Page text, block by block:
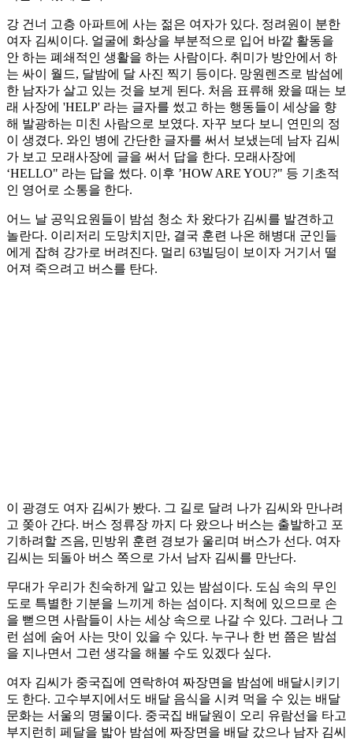
강 건너 고층 아파트에 사는 젊은 여자가 있다. 정려원이 분한
여자 김씨이다. 얼굴에 화상을 부분적으로 입어 바깥 활동을
안 하는 폐쇄적인 생활을 하는 사람이다. 취미가 방안에서 하
는 싸이 월드, 달밤에 달 사진 찍기 등이다. 망원렌즈로 밤섬에
한 남자가 살고 있는 것을 보게 된다. 처음 표류해 왔을 때는 보
래 사장에 'HELP' 라는 글자를 썼고 하는 행동들이 세상을 향
해 발광하는 미친 사람으로 보였다. 자꾸 보다 보니 연민의 정
이 생겼다. 와인 병에 간단한 글자를 써서 보냈는데 남자 김씨
가 보고 모래사장에 글을 써서 답을 한다. 모래사장에
‘HELLO" 라는 답을 썼다. 이후 ’HOW ARE YOU?" 등 기초적
인 영어로 소통을 한다.
어느 날 공익요원들이 밤섬 청소 차 왔다가 김씨를 발견하고
놀란다. 이리저리 도망치지만, 결국 훈련 나온 해병대 군인들
에게 잡혀 강가로 버려진다. 멀리 63빌딩이 보이자 거기서 떨
어져 죽으려고 버스를 탄다.
이 광경도 여자 김씨가 봤다. 그 길로 달려 나가 김씨와 만나려
고 쫒아 간다. 버스 정류장 까지 다 왔으나 버스는 출발하고 포
기하려할 즈음, 민방위 훈련 경보가 울리며 버스가 선다. 여자
김씨는 되돌아 버스 쪽으로 가서 남자 김씨를 만난다.
무대가 우리가 친숙하게 알고 있는 밤섬이다. 도심 속의 무인
도로 특별한 기분을 느끼게 하는 섬이다. 지척에 있으므로 손
을 뻗으면 사람들이 사는 세상 속으로 나갈 수 있다. 그러나 그
런 섬에 숨어 사는 맛이 있을 수 있다. 누구나 한 번 쯤은 밤섬
을 지나면서 그런 생각을 해볼 수도 있겠다 싶다.
여자 김씨가 중국집에 연락하여 짜장면을 밤섬에 배달시키기
도 한다. 고수부지에서도 배달 음식을 시켜 먹을 수 있는 배달
문화는 서울의 명물이다. 중국집 배달원이 오리 유람선을 타고
부지런히 페달을 밟아 밤섬에 짜장면을 배달 갔으나 남자 김씨